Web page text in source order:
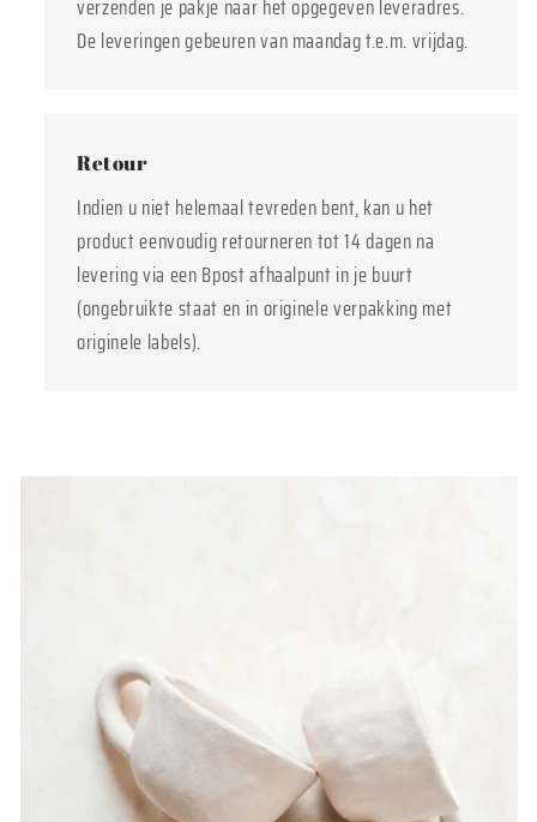
verzenden je pakje naar het opgegeven leveradres.
De leveringen gebeuren van maandag t.e.m. vrijdag.
Retour
Indien u niet helemaal tevreden bent, kan u het
product eenvoudig retourneren tot 14 dagen na
levering via een Bpost afhaalpunt in je buurt
(ongebruikte staat en in originele verpakking met
originele labels).